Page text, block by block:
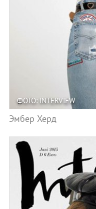
ФОТО: INTERVIEW
Эмбер Херд